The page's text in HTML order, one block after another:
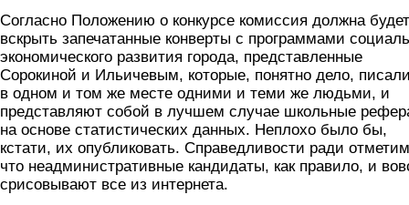
Согласно Положению о конкурсе комиссия должна будет
вскрыть запечатанные конверты с программами
экономического развития города, представленные
Сорокиной и Ильичевым, которые, понятно дело,
в одном и том же месте одними и теми же людьми, и
представляют собой в лучшем случае школьные
на основе статистических данных. Неплохо было бы,
кстати, их опубликовать. Справедливости ради
что неадминистративные кандидаты, как правило, и
срисовывают все из интернета.